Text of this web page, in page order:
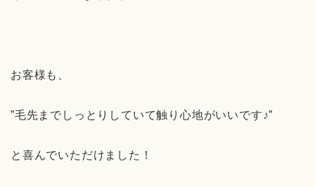
お客様も、
”毛先までしっとりしていて触り心地がいいです♪”
と喜んでいただけました！